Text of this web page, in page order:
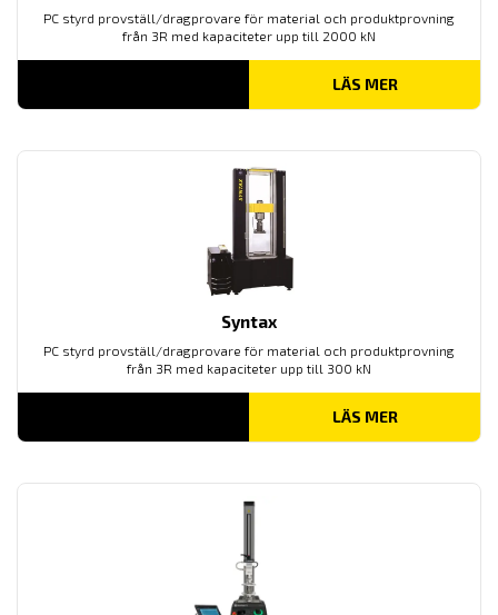
PC styrd provställ/dragprovare för material och produktprovning
från 3R med kapaciteter upp till 2000 kN
LÄS MER
Syntax
PC styrd provställ/dragprovare för material och produktprovning
från 3R med kapaciteter upp till 300 kN
LÄS MER